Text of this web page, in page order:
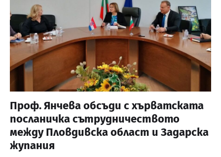
Проф. Янчева обсъди с хърватската
посланичка сътрудничеството
между Пловдивска област и Задарска
жупания